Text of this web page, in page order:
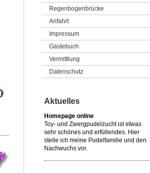
Regenbogenbrücke
Anfahrt
Impressum
Gästebuch
Vermittlung
Datenschutz
Aktuelles
Homepage online
Toy- und Zwergpudelzucht ist etwas
sehr schönes und erfüllendes. Hier
stelle ich meine Pudelfamilie und den
Nachwuchs vor.